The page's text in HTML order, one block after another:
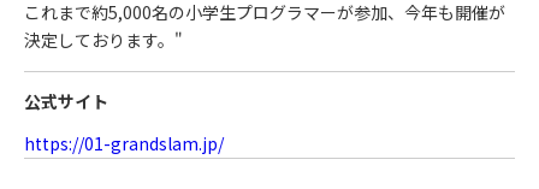
これまで約5,000名の小学生プログラマーが参加、今年も開催が
決定しております。"
公式サイト
https://01-grandslam.jp/